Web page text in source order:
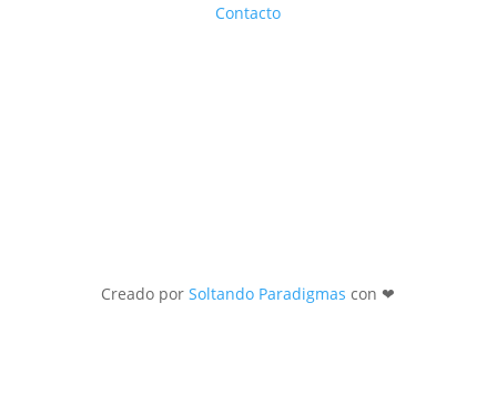
Contacto
Creado porSoltando Paradigmas con ❤︎